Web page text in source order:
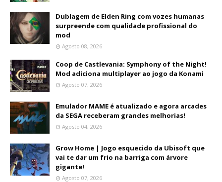
Dublagem de Elden Ring com vozes humanas
surpreende com qualidade profissional do
mod
Agosto 08, 2026
Coop de Castlevania: Symphony of the Night!
Mod adiciona multiplayer ao jogo da Konami
Agosto 07, 2026
Emulador MAME é atualizado e agora arcades
da SEGA receberam grandes melhorias!
Agosto 04, 2026
Grow Home | Jogo esquecido da Ubisoft que
vai te dar um frio na barriga com árvore
gigante!
Agosto 07, 2026